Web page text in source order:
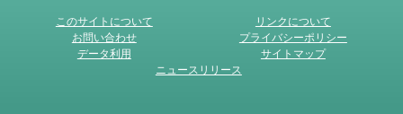
このサイトについて
リンクについて
お問い合わせ
プライバシーポリシー
データ利用
サイトマップ
ニュースリリース